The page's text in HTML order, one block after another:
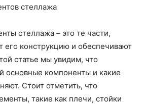
стеллажа
стеллажа – это те части,
его конструкцию и обеспечивают
статье мы увидим, что
основные компоненты и какие
Стоит отметить, что
такие как плечи, стойки